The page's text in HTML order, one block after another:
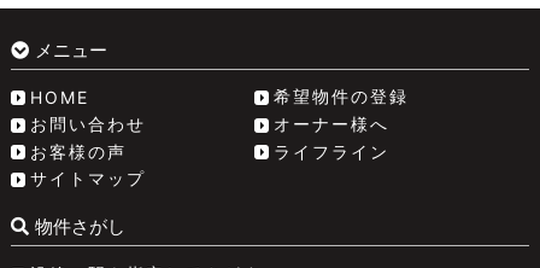
メニュー
HOME
希望物件の登録
お問い合わせ
オーナー様へ
お客様の声
ライフライン
サイトマップ
物件さがし